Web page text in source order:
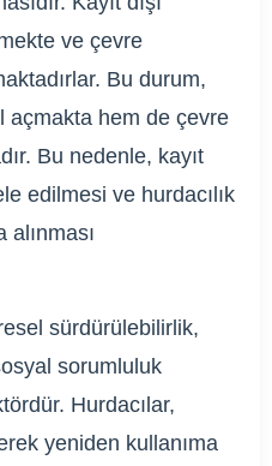
ve çevre
Bu durum,
açmakta hem de çevre
Bu nedenle, kayıt
edilmesi ve hurdacılık
alınması
sürdürülebilirlik,
sorumluluk
Hurdacılar,
yeniden kullanıma